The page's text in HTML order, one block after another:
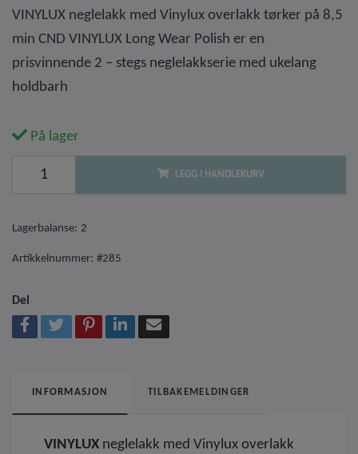
VINYLUX neglelakk med Vinylux overlakk tørker på 8,5
min CND VINYLUX Long Wear Polish er en
prisvinnende 2 – stegs neglelakkserie med ukelang
holdbarh
På lager
LEGG I HANDLEKURV
Lagerbalanse: 2
Artikkelnummer: #285
Del
INFORMASJON TILBAKEMELDINGER
VINYLUX neglelakk med Vinylux overlakk